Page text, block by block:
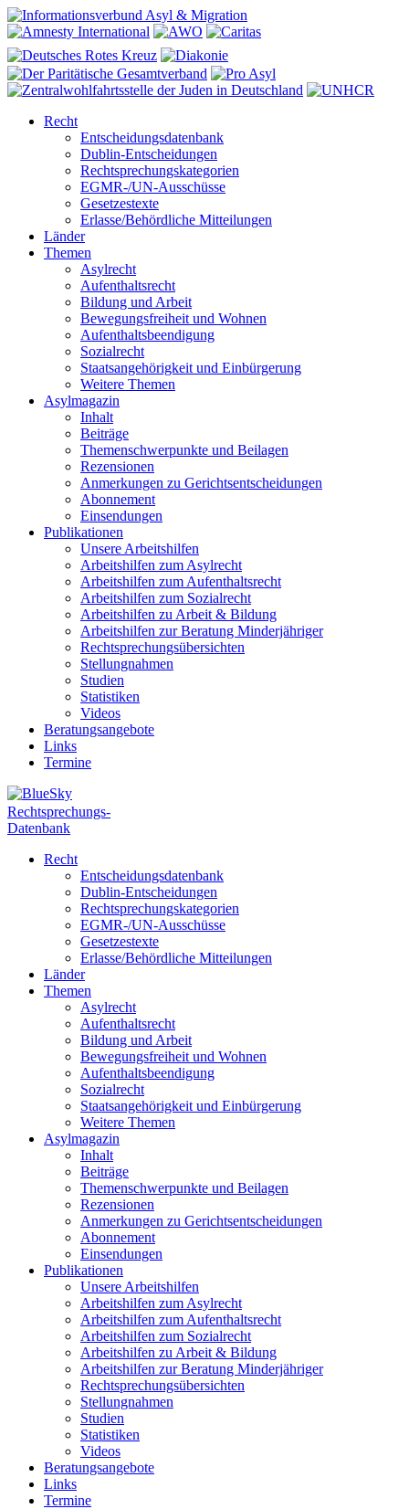
Recht
Entscheidungsdatenbank
Dublin-Entscheidungen
Rechtsprechungskategorien
EGMR-/UN-Ausschüsse
Gesetzestexte
Erlasse/Behördliche Mitteilungen
Länder
Themen
Asylrecht
Aufenthaltsrecht
Bildung und Arbeit
Bewegungsfreiheit und Wohnen
Aufenthaltsbeendigung
Sozialrecht
Staatsangehörigkeit und Einbürgerung
Weitere Themen
Asylmagazin
Inhalt
Beiträge
Themenschwerpunkte und Beilagen
Rezensionen
Anmerkungen zu Gerichtsentscheidungen
Abonnement
Einsendungen
Publikationen
Unsere Arbeitshilfen
Arbeitshilfen zum Asylrecht
Arbeitshilfen zum Aufenthaltsrecht
Arbeitshilfen zum Sozialrecht
Arbeitshilfen zu Arbeit & Bildung
Arbeitshilfen zur Beratung Minderjähriger
Rechtsprechungsübersichten
Stellungnahmen
Studien
Statistiken
Videos
Beratungsangebote
Links
Termine
Rechtsprechungs-
Datenbank
Recht
Entscheidungsdatenbank
Dublin-Entscheidungen
Rechtsprechungskategorien
EGMR-/UN-Ausschüsse
Gesetzestexte
Erlasse/Behördliche Mitteilungen
Länder
Themen
Asylrecht
Aufenthaltsrecht
Bildung und Arbeit
Bewegungsfreiheit und Wohnen
Aufenthaltsbeendigung
Sozialrecht
Staatsangehörigkeit und Einbürgerung
Weitere Themen
Asylmagazin
Inhalt
Beiträge
Themenschwerpunkte und Beilagen
Rezensionen
Anmerkungen zu Gerichtsentscheidungen
Abonnement
Einsendungen
Publikationen
Unsere Arbeitshilfen
Arbeitshilfen zum Asylrecht
Arbeitshilfen zum Aufenthaltsrecht
Arbeitshilfen zum Sozialrecht
Arbeitshilfen zu Arbeit & Bildung
Arbeitshilfen zur Beratung Minderjähriger
Rechtsprechungsübersichten
Stellungnahmen
Studien
Statistiken
Videos
Beratungsangebote
Links
Termine